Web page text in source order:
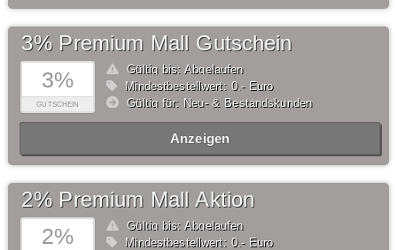
3%
GUTSCHEIN
3% Premium Mall Gutschein
Gültig bis: Abgelaufen
Mindestbestellwert: 0,- Euro
Gültig für: Neu- & Bestandskunden
Anzeigen
2%
2% Premium Mall Aktion
Gültig bis: Abgelaufen
Mindestbestellwert: 0,- Euro